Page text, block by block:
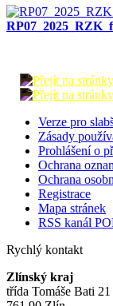
Verze pro
Zásady
Prohlášení o
Ochrana
Ochrana
Registrace
Mapa stránek
RSS kanál
Rychlý kontakt
Zlínský kraj
třída Tomáše Bati 21